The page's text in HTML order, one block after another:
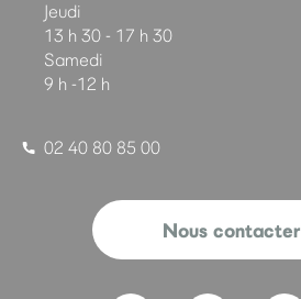
Jeudi
13 h 30 - 17 h 30
Samedi
9 h -12 h
02 40 80 85 00
Nous contacter